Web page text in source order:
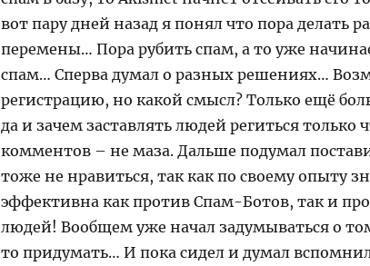
вот пару дней назад я понял что пора делать
перемены… Пора рубить спам, а то уже
спам… Сперва думал о разных решениях…
регистрацию, но какой смысл? Только ещё
да и зачем заставлять людей региться только
комментов – не маза. Дальше подумал
тоже не нравиться, так как по своему опыту
эффективна как против Спам-Ботов, так и
людей! Вообщем уже начал задумываться о
то придумать… И пока сидел и думал